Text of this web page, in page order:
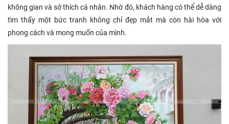
không gian và sở thích cá nhân. Nhờ đó, khách hàng có thể dễ dàng
tìm thấy một bức tranh không chỉ đẹp mắt mà còn hài hòa với
phong cách và mong muốn của mình.